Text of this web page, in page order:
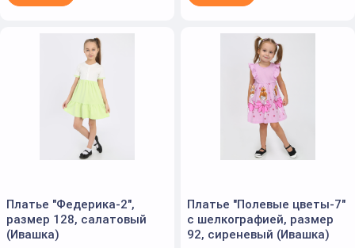
Платье "Федерика-2",
размер 128, салатовый
(Ивашка)
Платье "Полевые цветы-7"
с шелкографией, размер
92, сиреневый (Ивашка)